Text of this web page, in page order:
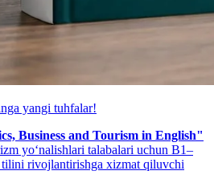
yangi tuhfalar!
Business and Tourism in English"
yo‘nalishlari talabalari uchun B1–
rivojlantirishga xizmat qiluvchi